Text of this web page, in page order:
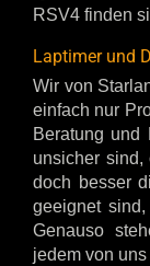
RSV4 finden
Laptimer und
Wir von
einfach nur
Beratung und
unsicher
doch besser
geeignet
Genauso
jedem von